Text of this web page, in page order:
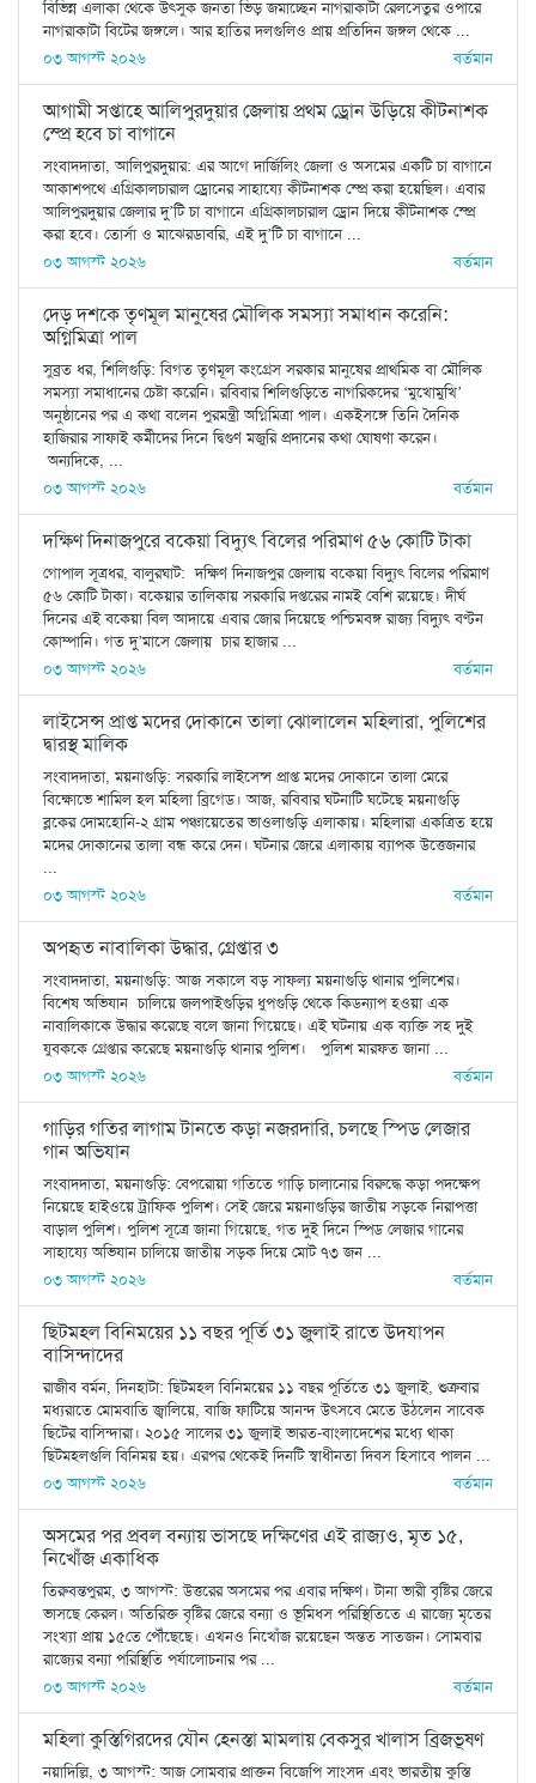
বিভিন্ন এলাকা থেকে উৎসুক জনতা ভিড় জমাচ্ছেন নাগরাকাটা রেলসেতুর ওপারে
নাগরাকাটা বিটের জঙ্গলে। আর হাতির দলগুলিও প্রায় প্রতিদিন জঙ্গল থেকে ...
০৩ আগস্ট ২০২৬
বর্তমান
আগামী সপ্তাহে আলিপুরদুয়ার জেলায় প্রথম ড্রোন উড়িয়ে কীটনাশক
স্প্রে হবে চা বাগানে
সংবাদদাতা, আলিপুরদুয়ার: এর আগে দার্জিলিং জেলা ও অসমের একটি চা বাগানে
আকাশপথে এগ্রিকালচারাল ড্রোনের সাহায্যে কীটনাশক স্প্রে করা হয়েছিল। এবার
আলিপুরদুয়ার জেলার দু’টি চা বাগানে এগ্রিকালচারাল ড্রোন দিয়ে কীটনাশক স্প্রে
করা হবে। তোর্সা ও মাঝেরডাবরি, এই দু’টি চা বাগানে ...
০৩ আগস্ট ২০২৬
বর্তমান
দেড় দশকে তৃণমূল মানুষের মৌলিক সমস্যা সমাধান করেনি:
অগ্নিমিত্রা পাল
সুব্রত ধর, শিলিগুড়ি: বিগত তৃণমূল কংগ্রেস সরকার মানুষের প্রাথমিক বা মৌলিক
সমস্যা সমাধানের চেষ্টা করেনি। রবিবার শিলিগুড়িতে নাগরিকদের ‘মুখোমুখি’
অনুষ্ঠানের পর এ কথা বলেন পুরমন্ত্রী অগ্নিমিত্রা পাল। একইসঙ্গে তিনি দৈনিক
হাজিরার সাফাই কর্মীদের দিনে দ্বিগুণ মজুরি প্রদানের কথা ঘোষণা করেন।
অন্যদিকে, ...
০৩ আগস্ট ২০২৬
বর্তমান
দক্ষিণ দিনাজপুরে বকেয়া বিদ্যুৎ বিলের পরিমাণ ৫৬ কোটি টাকা
গোপাল সূত্রধর, বালুরঘাট: দক্ষিণ দিনাজপুর জেলায় বকেয়া বিদ্যুৎ বিলের পরিমাণ
৫৬ কোটি টাকা। বকেয়ার তালিকায় সরকারি দপ্তরের নামই বেশি রয়েছে। দীর্ঘ
দিনের এই বকেয়া বিল আদায়ে এবার জোর দিয়েছে পশ্চিমবঙ্গ রাজ্য বিদ্যুৎ বণ্টন
কোম্পানি। গত দু’মাসে জেলায় চার হাজার ...
০৩ আগস্ট ২০২৬
বর্তমান
লাইসেন্স প্রাপ্ত মদের দোকানে তালা ঝোলালেন মহিলারা, পুলিশের
দ্বারস্থ মালিক
সংবাদদাতা, ময়নাগুড়ি: সরকারি লাইসেন্স প্রাপ্ত মদের দোকানে তালা মেরে
বিক্ষোভে শামিল হল মহিলা ব্রিগেড। আজ, রবিবার ঘটনাটি ঘটেছে ময়নাগুড়ি
ব্লকের দোমহোনি-২ গ্রাম পঞ্চায়েতের ভাওলাগুড়ি এলাকায়। মহিলারা একত্রিত হয়ে
মদের দোকানের তালা বন্ধ করে দেন। ঘটনার জেরে এলাকায় ব্যাপক উত্তেজনার
...
০৩ আগস্ট ২০২৬
বর্তমান
অপহৃত নাবালিকা উদ্ধার, গ্রেপ্তার ৩
সংবাদদাতা, ময়নাগুড়ি: আজ সকালে বড় সাফল্য ময়নাগুড়ি থানার পুলিশের।
বিশেষ অভিযান চালিয়ে জলপাইগুড়ির ধুপগুড়ি থেকে কিডন্যাপ হওয়া এক
নাবালিকাকে উদ্ধার করেছে বলে জানা গিয়েছে। এই ঘটনায় এক ব্যক্তি সহ দুই
যুবককে গ্রেপ্তার করেছে ময়নাগুড়ি থানার পুলিশ। পুলিশ মারফত জানা ...
০৩ আগস্ট ২০২৬
বর্তমান
গাড়ির গতির লাগাম টানতে কড়া নজরদারি, চলছে স্পিড লেজার
গান অভিযান
সংবাদদাতা, ময়নাগুড়ি: বেপরোয়া গতিতে গাড়ি চালানোর বিরুদ্ধে কড়া পদক্ষেপ
নিয়েছে হাইওয়ে ট্রাফিক পুলিশ। সেই জেরে ময়নাগুড়ির জাতীয় সড়কে নিরাপত্তা
বাড়াল পুলিশ। পুলিশ সূত্রে জানা গিয়েছে, গত দুই দিনে স্পিড লেজার গানের
সাহায্যে অভিযান চালিয়ে জাতীয় সড়ক দিয়ে মোট ৭৩ জন ...
০৩ আগস্ট ২০২৬
বর্তমান
ছিটমহল বিনিময়ের ১১ বছর পূর্তি ৩১ জুলাই রাতে উদযাপন
বাসিন্দাদের
রাজীব বর্মন, দিনহাটা: ছিটমহল বিনিময়ের ১১ বছর পূর্তিতে ৩১ জুলাই, শুক্রবার
মধ্যরাতে মোমবাতি জ্বালিয়ে, বাজি ফাটিয়ে আনন্দ উৎসবে মেতে উঠলেন সাবেক
ছিটের বাসিন্দারা। ২০১৫ সালের ৩১ জুলাই ভারত-বাংলাদেশের মধ্যে থাকা
ছিটমহলগুলি বিনিময় হয়। এরপর থেকেই দিনটি স্বাধীনতা দিবস হিসাবে পালন ...
০৩ আগস্ট ২০২৬
বর্তমান
অসমের পর প্রবল বন্যায় ভাসছে দক্ষিণের এই রাজ্যও, মৃত ১৫,
নিখোঁজ একাধিক
তিরুবন্তপুরম, ৩ আগস্ট: উত্তরের অসমের পর এবার দক্ষিণ। টানা ভারী বৃষ্টির জেরে
ভাসছে কেরল। অতিরিক্ত বৃষ্টির জেরে বন্যা ও ভূমিধস পরিস্থিতিতে এ রাজ্যে মৃতের
সংখ্যা প্রায় ১৫তে পৌঁছেছে। এখনও নিখোঁজ রয়েছেন অন্তত সাতজন। সোমবার
রাজ্যের বন্যা পরিস্থিতি পর্যালোচনার পর ...
০৩ আগস্ট ২০২৬
বর্তমান
মহিলা কুস্তিগিরদের যৌন হেনস্তা মামলায় বেকসুর খালাস ব্রিজভূষণ
নয়াদিল্লি, ৩ আগস্ট: আজ সোমবার প্রাক্তন বিজেপি সাংসদ এবং ভারতীয় কুস্তি